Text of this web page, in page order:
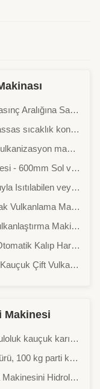
200mm Silindir Strok ve 0-25MPa Basınç Aralığına Sahip Otomatik Kauçuk Vulkanizasyon Pres Makinesi
Kauçuk üretimi için tek tip basınç, hassas sıcaklık kontrolü ve PLC kontrolü olan kauçuk vulkanize baskı makinesi
100 tonluk dökme çelik tabanlı düz vulkanizasyon makinesi - Kauçuk ayakkabı tabanları için sıcak basınçlı kalıplama makinesi - İki çalışma katmanı olan dört sütunlu tip
320T Çerçeve Vulkanizasyon Makinesi - 600mm Sol ve Sağ, 1700mm Ön ve Arka Manuel İtme-Çekme Kalıp Sıcak Pres Şekillendirme Makinesi
Kauçuk Kompansatör Üretiminde Suyla Isıtılabilen veya Soğutulabilen Sıcak Plakalı, Hidrolik Silindir Montajlı Dört Sütunlu Sıcak Pres Kalıplama Makinesi Kullanılmaktadır.
4RT Otomatik Kalıplandırma Düz Plak Vulkanlama Makinesi - Sıcak Baskı Makinesi - Tekdüze sıcaklıkla Hızlı Isıtma - Elektriksel Kontrol Kutusu tarafından Kontrol Edilen Sıcaklık - Özelleştirilebilir İşleme Mümkün
XLB-500×500 Küçük Çift Koltuklu Vulkanlaştırma Makinesi - Tek Duraklı Çift Birimli Kauçuk Sıcak Baskı - 50 Ton/80 Ton Çift Çaplı Düzlük Baskı
Özel Servo 250T 2TR Dört sütunlu Otomatik Kalıp Hareketli Elektrik Isıtma R Fonksiyonu ile Düz Vulkanlama Makinesi
Tamamen Otomatik Elektrikli Isıtma Kauçuk Çift Vulkanlama Makinesi / Kauçuk Kalıplama Makinesi
Makinesi
22" sertleştirilmiş dişli redüktörü İki ruloluk kauçuk karıştırma makinesi kauçuk karışımı için ISO sertifikalı
XK-550 Tipi Kauçuk Karıştırma Mühürü, 100 kg parti kapasitesi ve 1500 mm rulo çalışma uzunluğu
22 Inch Açık Roll Kauçuk Karıştırma Makinesini Hidrolik Düzenleme ve Stock Blender ile